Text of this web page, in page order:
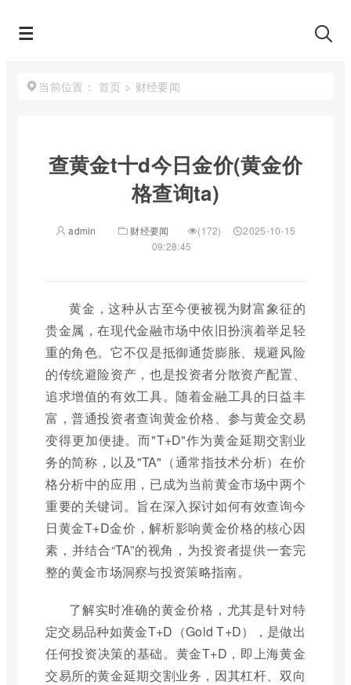
当前位置： 首页 > 财经要闻
查黄金t十d今日金价(黄金价
格查询ta)
admin 财经要闻 (172)
2025-10-15
09:28:45
黄金，这种从古至今便被视为财富象征的
贵金属，在现代金融市场中依旧扮演着举足轻
重的角色。它不仅是抵御通货膨胀、规避风险
的传统避险资产，也是投资者分散资产配置、
追求增值的有效工具。随着金融工具的日益丰
富，普通投资者查询黄金价格、参与黄金交易
变得更加便捷。而"T+D"作为黄金延期交割业
务的简称，以及"TA"（通常指技术分析）在价
格分析中的应用，已成为当前黄金市场中两个
重要的关键词。旨在深入探讨如何有效查询今
日黄金T+D金价，解析影响黄金价格的核心因
素，并结合“TA”的视角，为投资者提供一套完
整的黄金市场洞察与投资策略指南。
了解实时准确的黄金价格，尤其是针对特
定交易品种如黄金T+D（Gold T+D），是做出
任何投资决策的基础。黄金T+D，即上海黄金
交易所的黄金延期交割业务，因其杠杆、双向